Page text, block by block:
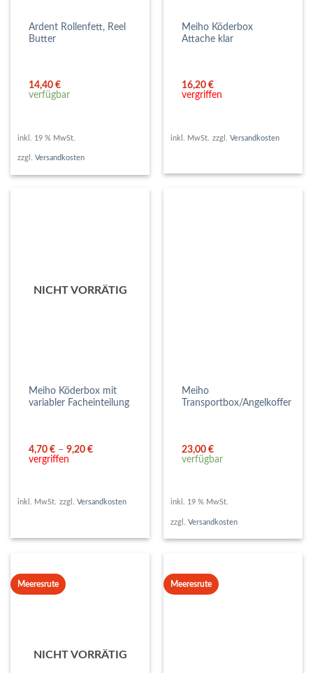
Ardent Rollenfett, Reel
Butter
14,40€
verfügbar
inkl. 19 % MwSt.
zzgl. Versandkosten
Meiho Köderbox
Attache klar
16,20€
vergriffen
inkl. MwSt. zzgl. Versandkosten
NICHT VORRÄTIG
Meiho Köderbox mit
variabler Facheinteilung
4,70€ –9,20€
vergriffen
inkl. MwSt. zzgl. Versandkosten
Meiho
Transportbox/Angelkoffer
23,00€
verfügbar
inkl. 19 % MwSt.
zzgl. Versandkosten
Meeresrute
NICHT VORRÄTIG
Meeresrute